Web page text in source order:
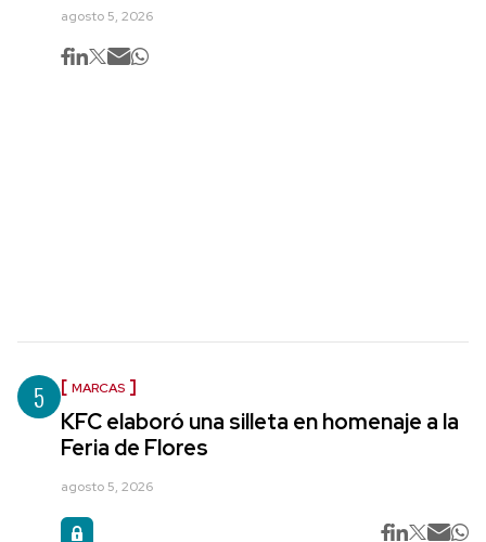
agosto 5, 2026
5 MARCAS
KFC elaboró una silleta en homenaje a la
Feria de Flores
agosto 5, 2026